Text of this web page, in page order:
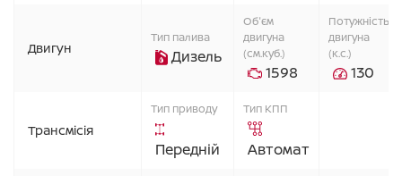
Двигун
Тип палива
Дизель
Об'єм
двигуна
(см.куб.)
1598
Потужність
двигуна
(к.с.)
130
Трансмісія
Тип приводу
Передній
Тип КПП
Автомат